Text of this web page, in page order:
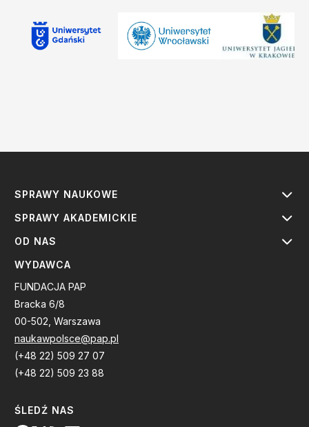
SPRAWY NAUKOWE
SPRAWY AKADEMICKIE
OD NAS
WYDAWCA
FUNDACJA PAP
Bracka 6/8
00-502, Warszawa
naukawpolsce@pap.pl
(+48 22) 509 27 07
(+48 22) 509 23 88
ŚLEDŹ NAS